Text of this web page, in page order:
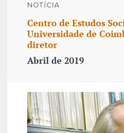
NOTÍCIA
Centro de Estudos
Universidade de
diretor
Abril de 2019